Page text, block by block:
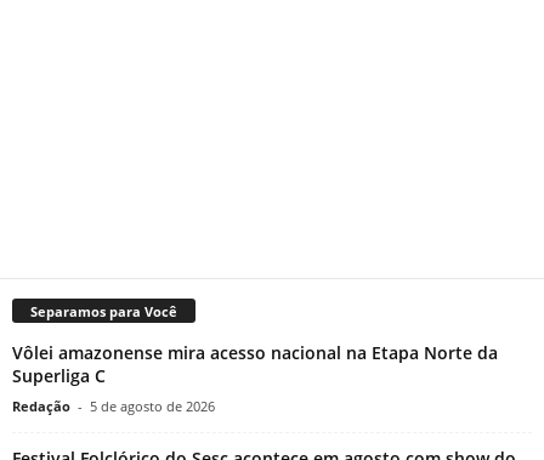
Separamos para Você
Vôlei amazonense mira acesso nacional na Etapa Norte da
Superliga C
Redação - 5 de agosto de 2026